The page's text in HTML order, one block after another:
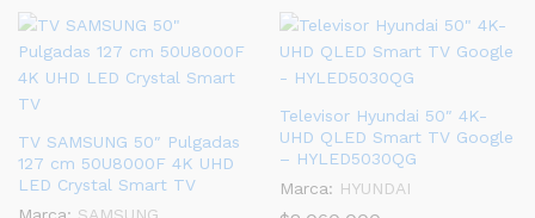
TV SAMSUNG 50″ Pulgadas
127 cm 50U8000F 4K UHD
LED Crystal Smart TV
Televisor Hyundai 50″ 4K-
UHD QLED Smart TV Google
– HYLED5030QG
Marca: HYUNDAI